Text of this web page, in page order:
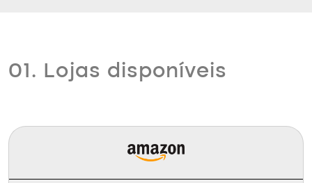
01. Lojas disponíveis